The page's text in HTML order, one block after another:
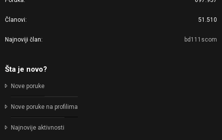
Članovi 51.510
Najnoviji član bd111scom
Šta je novo?
Nove poruke
Nove poruke na profilima
Najnovije aktivnosti